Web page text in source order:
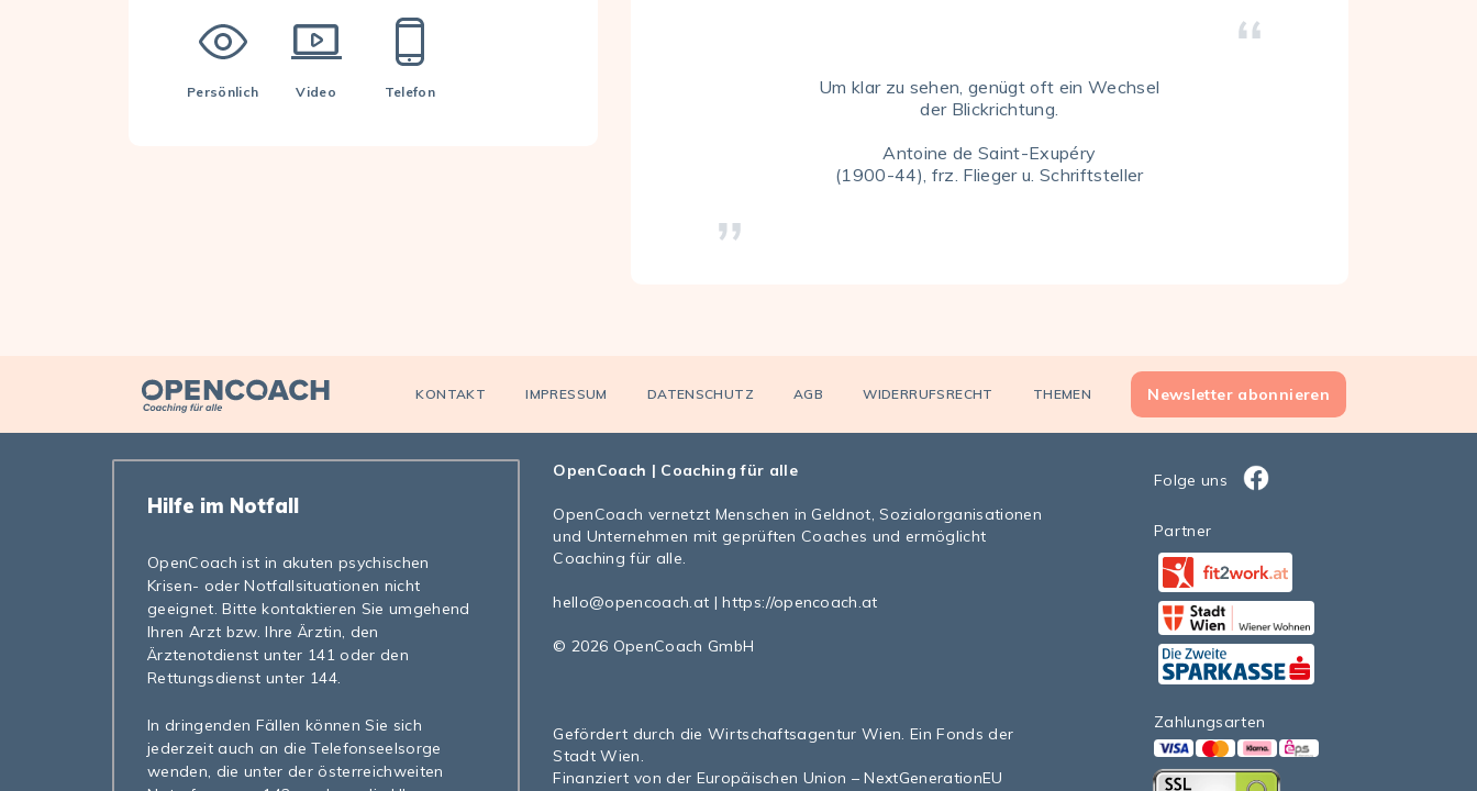
Persönlich Video Telefon
Um klar zu sehen, genügt oft ein Wechsel
der Blickrichtung.
Antoine de Saint-Exupéry
(1900-44), frz. Flieger u. Schriftsteller
Open Coach KONTAKT IMPRESSUM DATENSCHUTZ AGB WIDERRUFSRECHT THEMEN Newsletter abonnieren
Hilfe im Notfall
OpenCoach ist in akuten psychischen
Krisen- oder Notfallsituationen nicht
geeignet. Bitte kontaktieren Sie umgehend
Ihren Arzt bzw. Ihre Ärztin, den
Ärztenotdienst unter 141 oder den
Rettungsdienst unter 144.
In dringenden Fällen können Sie sich
jederzeit auch an die Telefonseelsorge
wenden, die unter der österreichweiten
OpenCoach | Coaching für alle
OpenCoach vernetzt Menschen in Geldnot, Sozialorganisationen
und Unternehmen mit geprüften Coaches und ermöglicht
Coaching für alle.
hello@opencoach.at |https://opencoach.at
© 2026 OpenCoach GmbH
Gefördert durch die Wirtschaftsagentur Wien. Ein Fonds der
Stadt Wien.
Finanziert von der Europäischen Union – NextGenerationEU
Folge uns Facebook
Partner
Facebook
StadtWien Wiener Wohnen
Facebook
Zahlungsarten
VISA Mastercard
Klarnaeps>